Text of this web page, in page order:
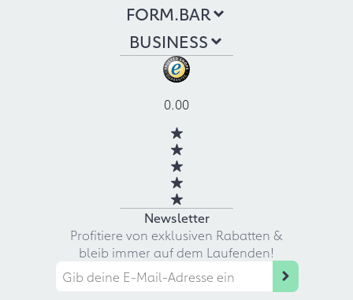
FORM.BAR
BUSINESS
0.00
Newsletter
Profitiere von exklusiven Rabatten &
bleib immer auf dem Laufenden!